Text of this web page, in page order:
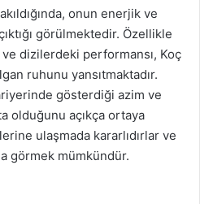
onun enerjik ve
görülmektedir. Özellikle
dizilerdeki performansı, Koç
ruhunu yansıtmaktadır.
gösterdiği azim ve
olduğunu açıkça ortaya
ulaşmada kararlıdırlar ve
görmek mümkündür.